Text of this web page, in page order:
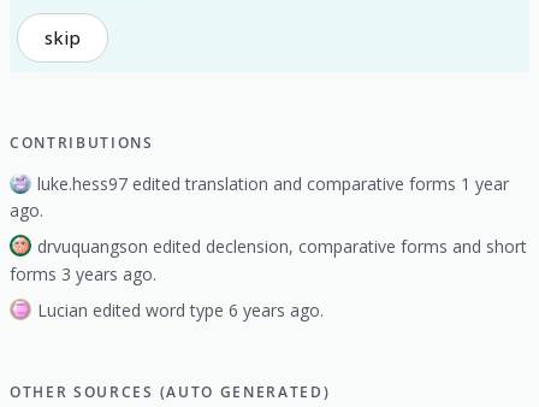
skip
CONTRIBUTIONS
luke.hess97 edited translation and comparative forms 1 year
ago.
drvuquangson edited declension, comparative forms and short
forms 3 years ago.
Lucian edited word type 6 years ago.
OTHER SOURCES (AUTO GENERATED)